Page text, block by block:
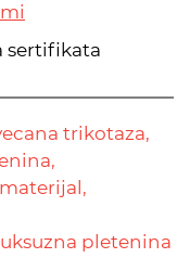
sertifikata
trikotaza,
luksuzna pletenina